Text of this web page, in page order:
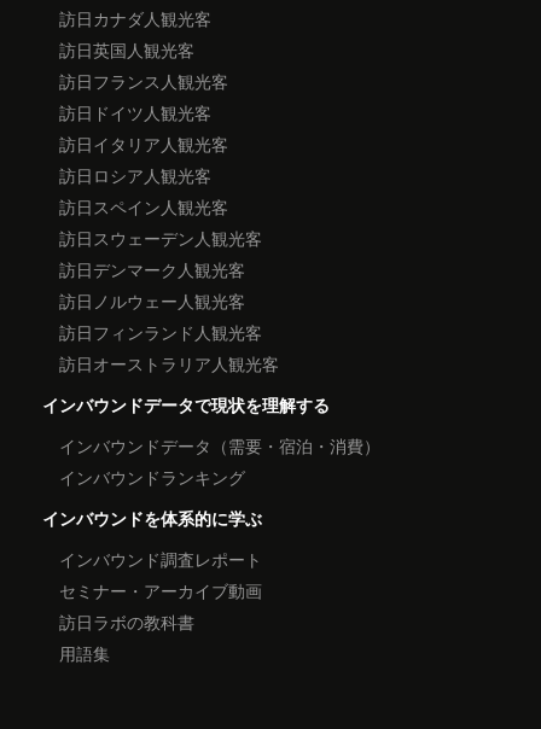
訪日カナダ人観光客
訪日英国人観光客
訪日フランス人観光客
訪日ドイツ人観光客
訪日イタリア人観光客
訪日ロシア人観光客
訪日スペイン人観光客
訪日スウェーデン人観光客
訪日デンマーク人観光客
訪日ノルウェー人観光客
訪日フィンランド人観光客
訪日オーストラリア人観光客
インバウンドデータで現状を理解する
インバウンドデータ（需要・宿泊・消費）
インバウンドランキング
インバウンドを体系的に学ぶ
インバウンド調査レポート
セミナー・アーカイブ動画
訪日ラボの教科書
用語集